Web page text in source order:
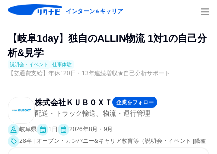
インターン＆キャリア
【岐阜1day】独自のALLIN物流 1対1の自己分
析&見学
説明会・イベント 仕事体験
【交通費支給】年休120日・13年連続増収★自己分析サポート
株式会社ＫＵＢＯＸＴ 企業をフォロー
配送・トラック輸送、物流・運行管理
岐阜県 1日
2026年8月・9月
28卒 | オープン・カンパニー&キャリア教育等（説明会・イベント [職種